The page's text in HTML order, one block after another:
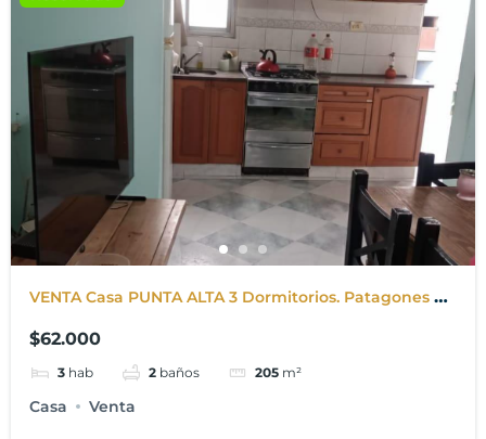
VENTA Casa PUNTA ALTA 3 Dormitorios. Patagones al
$62.000
3 hab 2 baños 205 m²
Casa Venta